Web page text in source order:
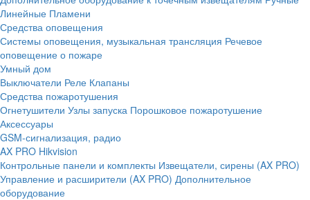
Линейные Пламени
Средства оповещения
Системы оповещения, музыкальная трансляция Речевое
оповещение о пожаре
Умный дом
Выключатели Реле Клапаны
Средства пожаротушения
Огнетушители Узлы запуска Порошковое пожаротушение
Аксессуары
GSM-сигнализация, радио
AX PRO Hikvision
Контрольные панели и комплекты Извещатели, сирены (AX PRO)
Управление и расширители (AX PRO) Дополнительное
оборудование